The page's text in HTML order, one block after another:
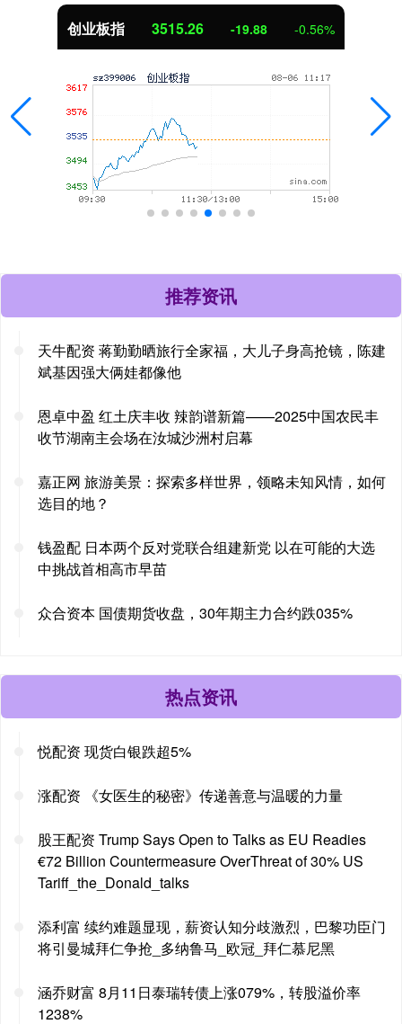
创业板指 3515.26 -19.88 -0.56%
推荐资讯
天牛配资 蒋勤勤晒旅行全家福，大儿子身高抢镜，陈建
斌基因强大俩娃都像他
恩卓中盈 红土庆丰收 辣韵谱新篇——2025中国农民丰
收节湖南主会场在汝城沙洲村启幕
嘉正网 旅游美景：探索多样世界，领略未知风情，如何
选目的地？
钱盈配 日本两个反对党联合组建新党 以在可能的大选
中挑战首相高市早苗
众合资本 国债期货收盘，30年期主力合约跌035%
热点资讯
悦配资 现货白银跌超5%
涨配资 《女医生的秘密》传递善意与温暖的力量
股王配资 Trump Says Open to Talks as EU Readies
€72 Billion Countermeasure OverThreat of 30% US
Tariff_the_Donald_talks
添利富 续约难题显现，薪资认知分歧激烈，巴黎功臣门
将引曼城拜仁争抢_多纳鲁马_欧冠_拜仁慕尼黑
涵乔财富 8月11日泰瑞转债上涨079%，转股溢价率
1238%